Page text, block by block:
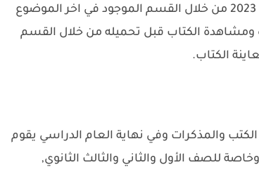
يمكنك تحميل كتاب الامتحان فيزياء تالتة ثانوي 2023 من خلال القسم الموجود في اخر الموضوع
الكتاب قبل تحميله من خلال القسم
الكتاب.
والمذكرات وفي نهاية العام الدراسي يقوم
للصف الأول والثاني والثالث الثانوي,